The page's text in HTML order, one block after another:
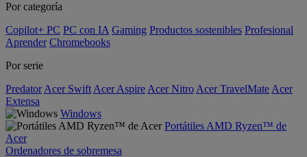
Por categoría
Copilot+ PC PC con IA Gaming Productos sostenibles Profesional
Aprender Chromebooks
Por serie
Predator Acer Swift Acer Aspire Acer Nitro Acer TravelMate Acer
Extensa
Windows
Portátiles AMD Ryzen™ de
Acer
Ordenadores de sobremesa